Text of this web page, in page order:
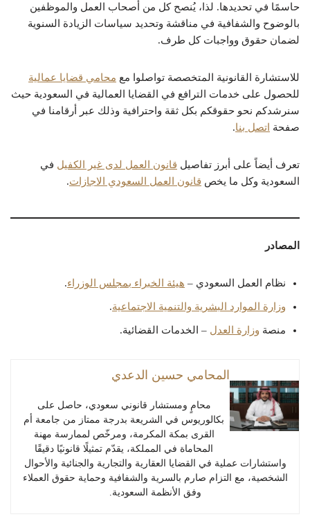
حاسمًا في تحديدها. لذا، يُنصح كل من أصحاب العمل والموظفين
بالوضوح والشفافية في مناقشة وتحديد سياسات الزيادة السنوية
لضمان حقوق وواجبات كل طرف.
للاستشارة القانونية المتخصصة تواصلوا مع محامي قضايا عمالية
للحصول على خدمات الترافع في القضايا العمالية في السعودية حيث
سنرشدكم نحو حقوقكم بكل ثقة واحترافية وذلك عبر أرقامنا في
صفحة اتصل بنا.
تعرف أيضاً على أبرز تفاصيل قانون العمل لدى غير الكفيل في
السعودية وكل ما يخص قانون العمل السعودي الاجازات.
المصادر
نظام العمل السعودي – هيئة الخبراء بمجلس الوزراء.
وزارة الموارد البشرية والتنمية الاجتماعية.
منصة وزارة العدل – الخدمات القضائية.
المحامي حسين الدعدي
محامٍ ومستشار قانوني سعودي، حاصل على
بكالوريوس في الشريعة بدرجة ممتاز من جامعة أم
القرى بمكة المكرمة، ومرخّص لممارسة مهنة
المحاماة في المملكة، يقدّم تمثيلًا قانونيًا دقيقًا
واستشارات عملية في القضايا العقارية والتجارية والجنائية والأحوال
الشخصية، مع التزام صارم بالسرية والشفافية وحماية حقوق العملاء
وفق الأنظمة السعودية.